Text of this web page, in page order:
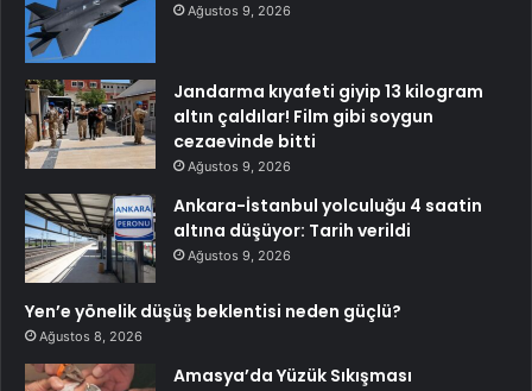
Ağustos 9, 2026
Jandarma kıyafeti giyip 13 kilogram
altın çaldılar! Film gibi soygun
cezaevinde bitti
Ağustos 9, 2026
Ankara-İstanbul yolculuğu 4 saatin
altına düşüyor: Tarih verildi
Ağustos 9, 2026
Yen’e yönelik düşüş beklentisi neden güçlü?
Ağustos 8, 2026
Amasya’da Yüzük Sıkışması